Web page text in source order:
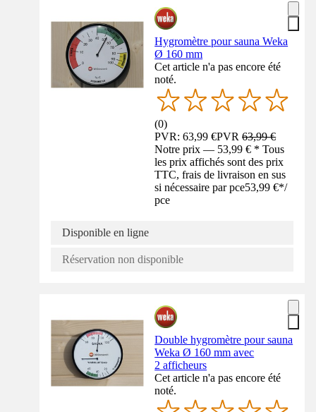
Hygromètre pour sauna Weka
Ø 160 mm
Cet article n'a pas encore été
noté.
(0)
PVR: 63,99 €PVR63,99 €
Notre prix — 53,99 € * Tous
les prix affichés sont des prix
TTC, frais de livraison en sus
si nécessaire par pce53,99 €*/
pce
Disponible en ligne
Réservation non disponible
Double hygromètre pour sauna
Weka Ø 160 mm avec
2 afficheurs
Cet article n'a pas encore été
noté.